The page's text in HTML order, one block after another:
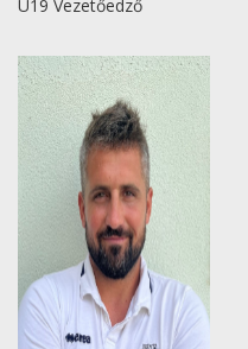
U19 Vezetőedző